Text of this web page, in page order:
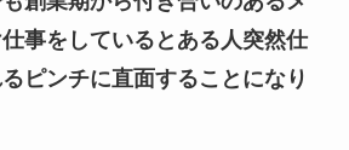
事をしているとある人突然仕
ピンチに直面することになり